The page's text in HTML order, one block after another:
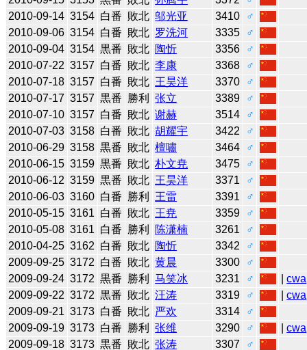
2010-09-14 3154 白番 敗北 邬光亚 3410
♂
2010-09-06 3154 白番 敗北 罗洗河 3335
♂
2010-09-04 3154 黒番 敗北 陶忻 3356
♂
2010-07-22 3157 白番 敗北 李康 3368
♂
2010-07-18 3157 白番 敗北 王昊洋 3370
♂
2010-07-17 3157 黒番 勝利 张立 3389
♂
2010-07-10 3157 白番 敗北 谢赫 3514
♂
2010-07-03 3158 白番 敗北 胡耀宇 3422
♂
2010-06-29 3158 黒番 敗北 檀嘯 3464
♂
2010-06-15 3159 黒番 敗北 朴文尭 3475
♂
2010-06-12 3159 黒番 敗北 王昊洋 3371
♂
2010-06-03 3160 白番 勝利 王雷 3391
♂
2010-05-15 3161 白番 敗北 王尭 3359
♂
2010-05-08 3161 白番 勝利 陈潇楠 3261
♂
2010-04-25 3162 白番 敗北 陶忻 3342
♂
2009-09-25 3172 白番 敗北 黄晨 3300
♂
2009-09-24 3172 黒番 勝利 马笑冰 3231 ♂ |cwa
2009-09-22 3172 黒番 敗北 汪涛 3319 ♂ |cwa
2009-09-21 3173 白番 敗北 严欢 3314
♂
2009-09-19 3173 白番 勝利 张维 3290 ♂ |cwa
2009-09-18 3173 黒番 敗北 张涛 3307
♂